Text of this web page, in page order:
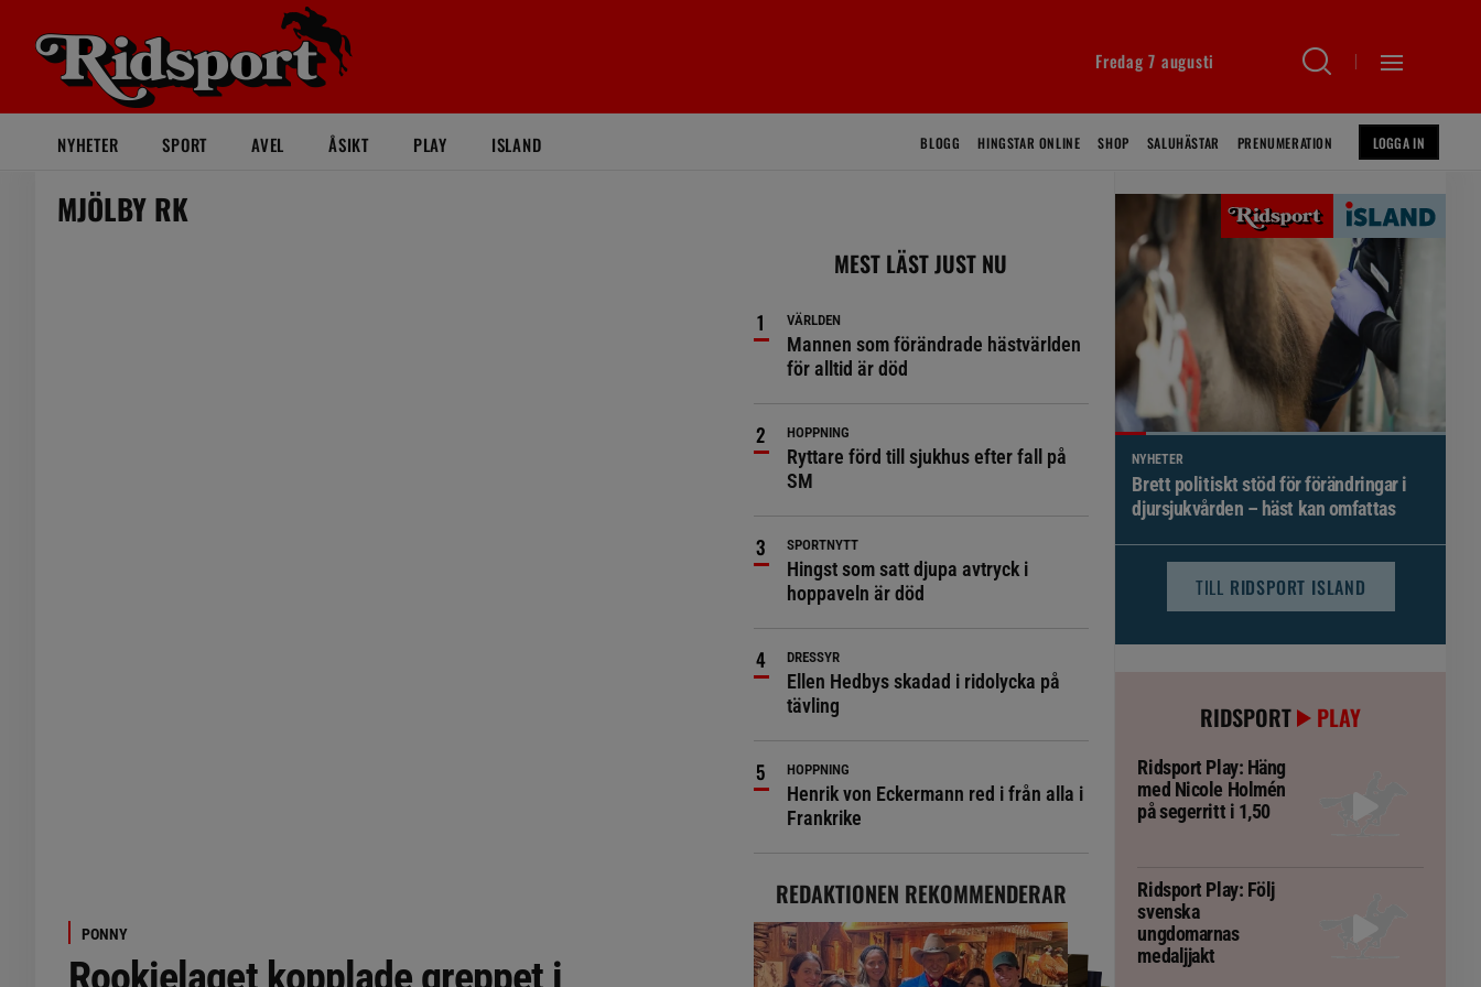
Fredag 7 augusti
NYHETER SPORT AVEL ÅSIKT PLAY ISLAND BLOGG HINGSTAR ONLINE SHOP SALUHÄSTAR PRENUMERATION LOGGA IN
MJÖLBY RK
PONNY
Rookielaget kopplade greppet i
MEST LÄST JUST NU
VÄRLDEN
Mannen som förändrade hästvärlden
för alltid är död
HOPPNING
Ryttare förd till sjukhus efter fall på
SM
SPORTNYTT
Hingst som satt djupa avtryck i
hoppaveln är död
DRESSYR
Ellen Hedbys skadad i ridolycka på
tävling
HOPPNING
Henrik von Eckermann red i från alla i
Frankrike
REDAKTIONEN REKOMMENDERAR
NYHETER
Brett politiskt stöd för förändringar i
djursjukvården – häst kan omfattas
TILL RIDSPORT ISLAND
RIDSPORT PLAY
Ridsport Play: Häng
med Nicole Holmén
på segerritt i 1,50
Ridsport Play: Följ
svenska
ungdomarnas
medaljjakt